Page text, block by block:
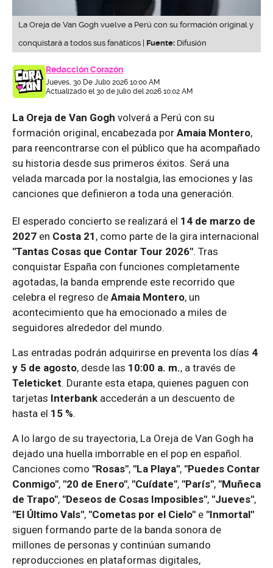
La Oreja de Van Gogh vuelve a Perú con su formación original y
conquistará a todos sus fanáticos | Fuente: Difusión
Redacción Corazón
Jueves, 30 De Julio 2026 10:00 AM
Actualizado el 30 de julio del 2026 10:02 AM
La Oreja de Van Gogh volverá a Perú con su
formación original, encabezada por Amaia Montero,
para reencontrarse con el público que ha acompañado
su historia desde sus primeros éxitos. Será una
velada marcada por la nostalgia, las emociones y las
canciones que definieron a toda una generación.
El esperado concierto se realizará el 14 de marzo de
2027 en Costa 21 , como parte de la gira internacional
"Tantas Cosas que Contar Tour 2026". Tras
conquistar España con funciones completamente
agotadas, la banda emprende este recorrido que
celebra el regreso de Amaia Montero, un
acontecimiento que ha emocionado a miles de
seguidores alrededor del mundo.
Las entradas podrán adquirirse en preventa los días 4
y 5 de agosto, desde las 10:00 a. m., a través de
Teleticket. Durante esta etapa, quienes paguen con
tarjetas Interbank accederán a un descuento de
hasta el 15 %.
A lo largo de su trayectoria, La Oreja de Van Gogh ha
dejado una huella imborrable en el pop en español.
Canciones como "Rosas", "La Playa", "Puedes Contar
Conmigo", "20 de Enero", "Cuídate", "París", "Muñeca
de Trapo", "Deseos de Cosas Imposibles", "Jueves",
"El Último Vals", "Cometas por el Cielo" e "Inmortal"
siguen formando parte de la banda sonora de
millones de personas y continúan sumando
reproducciones en plataformas digitales,